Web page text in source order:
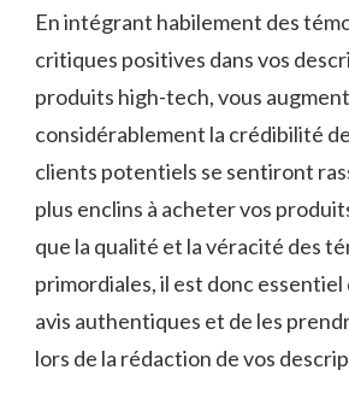
En intégrant habilement des
critiques positives dans⁢ vos
produits high-tech, vous
considérablement‍ la crédibilité
clients⁤ potentiels ‌se ⁤sentiront
plus enclins à acheter vos​
que la qualité et la⁤ véracité des
primordiales, il est donc
avis‌ authentiques et de les
⁣lors de‌ la rédaction ​de vos